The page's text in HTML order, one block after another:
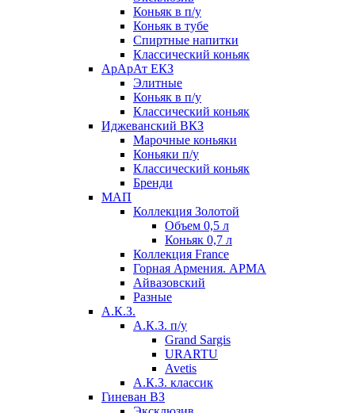
Коньяк в п/у
Коньяк в тубе
Спиртные напитки
Классический коньяк
АрАрАт ЕКЗ
Элитные
Коньяк в п/у
Классический коньяк
Иджеванский ВКЗ
Марочные коньяки
Коньяки п/у
Классический коньяк
Бренди
МАП
Коллекция Золотой
Объем 0,5 л
Коньяк 0,7 л
Коллекция France
Горная Армения. АРМА
Айвазовский
Разные
А.К.З.
А.К.З. п/у
Grand Sargis
URARTU
Avetis
А.К.З. классик
Гиневан ВЗ